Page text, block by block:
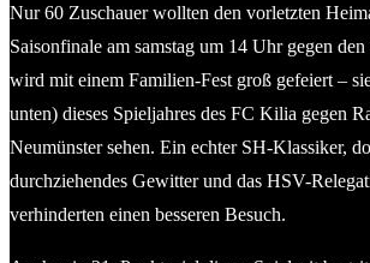
Nur 60 Zuschauer wollten den vorletzten
Saisonfinale am samstag um 14 Uhr gegen
wird mit einem Familien-Fest groß gefeiert –
unten) dieses Spieljahres des FC Kilia gegen
Neumünster sehen. Ein echter SH-Klassiker,
durchziehendes Gewitter und das HSV-
verhinderten einen besseren Besuch.